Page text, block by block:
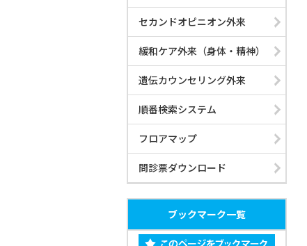
お見舞いメール
セカンドオピニオン外来
緩和ケア外来（身体・精神）
遺伝カウンセリング外来
順番検索システム
フロアマップ
問診票ダウンロード
ブックマーク一覧